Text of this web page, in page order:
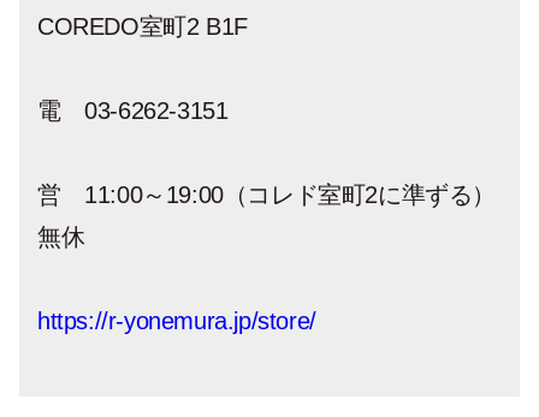
COREDO室町2 B1F
電 03-6262-3151
営 11:00～19:00（コレド室町2に準ずる）
無休
https://r-yonemura.jp/store/